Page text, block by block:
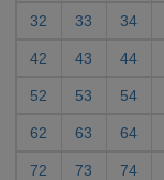
32 33 34
42 43 44
52 53 54
62 63 64
72 73 74